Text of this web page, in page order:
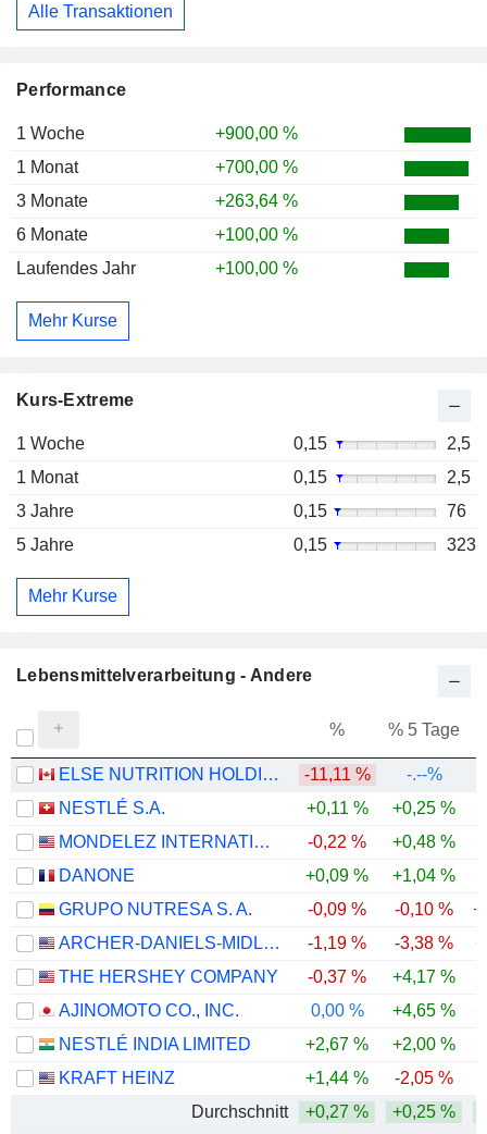
Performance
1 Woche
+900,00 %
1 Monat
+700,00 %
3 Monate
+263,64 %
6 Monate
+100,00 %
Laufendes Jahr
+100,00 %
Mehr Kurse
Kurs-Extreme
1 Woche 0,15
2,5
1 Monat
0,15
2,5
3 Jahre
0,15
76
5 Jahre
0,15 323
Mehr Kurse
Alle Transaktionen
Lebensmittelverarbeitung - Andere
% % 5 Tage
ELSE NUTRITION HOLDINGS INC. -11,11 %
-.--%
NESTLÉ S.A.
+0,11 % +0,25 %
MONDELEZ INTERNATIONAL, INC.
-0,22 % +0,48 %
DANONE
+0,09 % +1,04 %
GRUPO NUTRESA S. A.
-0,09 % -0,10 %
ARCHER-DANIELS-MIDLAND COMPANY
-1,19 % -3,38 %
THE HERSHEY COMPANY
-0,37 % +4,17 %
AJINOMOTO CO., INC.
0,00 % +4,65 %
NESTLÉ INDIA LIMITED
+2,67 % +2,00 %
KRAFT HEINZ
+1,44 % -2,05 %
Durchschnitt
+0,27 % +0,25 %